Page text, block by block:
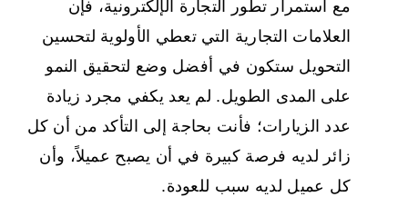
مع استمرار تطور التجارة الإلكترونية، فإن
العلامات التجارية التي تعطي الأولوية لتحسين
التحويل ستكون في أفضل وضع لتحقيق النمو
على المدى الطويل. لم يعد يكفي مجرد زيادة
عدد الزيارات؛ فأنت بحاجة إلى التأكد من أن كل
زائر لديه فرصة كبيرة في أن يصبح عميلاً، وأن
كل عميل لديه سبب للعودة.